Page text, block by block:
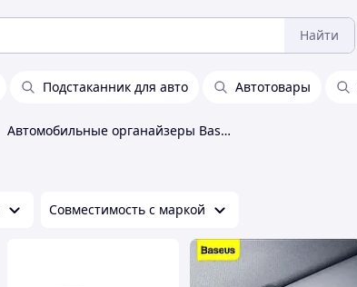
Найти
Подстаканник для авто Автотовары
Автомобильные органайзеры Baseus
Совместимость с маркой